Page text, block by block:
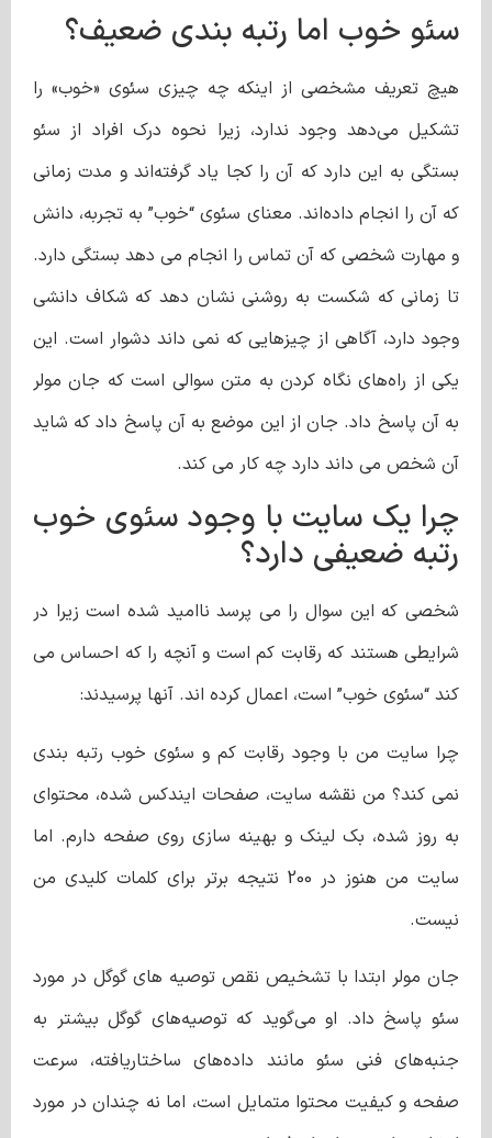
سئو خوب اما رتبه بندی ضعیف؟
هیچ تعریف مشخصی از اینکه چه چیزی سئوی «خوب» را
تشکیل می‌دهد وجود ندارد، زیرا نحوه درک افراد از سئو
بستگی به این دارد که آن را کجا یاد گرفته‌اند و مدت زمانی
که آن را انجام داده‌اند. معنای سئوی “خوب” به تجربه، دانش
و مهارت شخصی که آن تماس را انجام می دهد بستگی دارد.
تا زمانی که شکست به روشنی نشان دهد که شکاف دانشی
وجود دارد، آگاهی از چیزهایی که نمی داند دشوار است. این
یکی از راه‌های نگاه کردن به متن سوالی است که جان مولر
به آن پاسخ داد. جان از این موضع به آن پاسخ داد که شاید
آن شخص می داند دارد چه کار می کند.
چرا یک سایت با وجود سئوی خوب
رتبه ضعیفی دارد؟
شخصی که این سوال را می پرسد ناامید شده است زیرا در
شرایطی هستند که رقابت کم است و آنچه را که احساس می
کند “سئوی خوب” است، اعمال کرده اند. آنها پرسیدند:
چرا سایت من با وجود رقابت کم و سئوی خوب رتبه بندی
نمی کند؟ من نقشه سایت، صفحات ایندکس شده، محتوای
به روز شده، بک لینک و بهینه سازی روی صفحه دارم. اما
سایت من هنوز در 200 نتیجه برتر برای کلمات کلیدی من
نیست.
جان مولر ابتدا با تشخیص نقص توصیه های گوگل در مورد
سئو پاسخ داد. او می‌گوید که توصیه‌های گوگل بیشتر به
جنبه‌های فنی سئو مانند داده‌های ساختاریافته، سرعت
صفحه و کیفیت محتوا متمایل است، اما نه چندان در مورد